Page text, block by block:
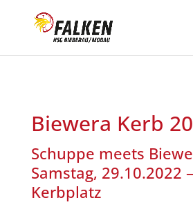
Biewera Kerb
Schuppe meets
Samstag, 29.10.2022
Kerbplatz